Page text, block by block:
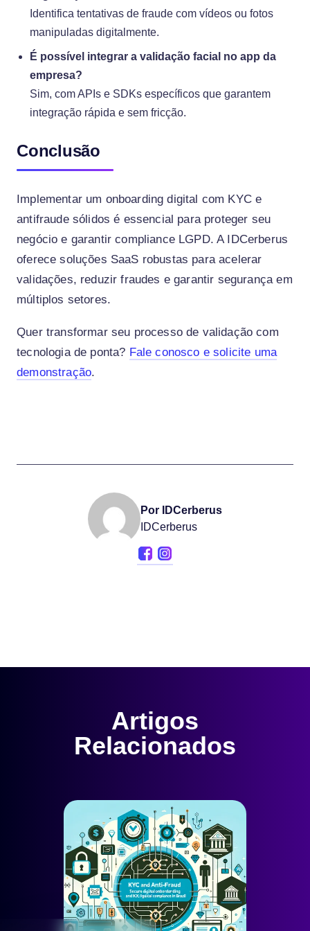
Identifica tentativas de fraude com vídeos ou fotos
manipuladas digitalmente.
É possível integrar a validação facial no app da
empresa?
Sim, com APIs e SDKs específicos que garantem
integração rápida e sem fricção.
Conclusão
Implementar um onboarding digital com KYC e
antifraude sólidos é essencial para proteger seu
negócio e garantir compliance LGPD. A IDCerberus
oferece soluções SaaS robustas para acelerar
validações, reduzir fraudes e garantir segurança em
múltiplos setores.
Quer transformar seu processo de validação com
tecnologia de ponta? Fale conosco e solicite uma
demonstração.
Por IDCerberus
IDCerberus
Artigos
Relacionados